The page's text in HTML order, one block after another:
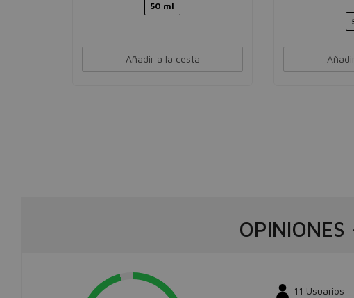
50 ml
Añadir a la cesta
OPINIONES
11 Usuarios